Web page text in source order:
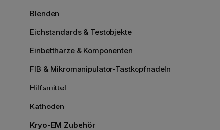
Blenden
Eichstandards & Testobjekte
Einbettharze & Komponenten
FIB & Mikromanipulator-Tastkopfnadeln
Hilfsmittel
Kathoden
Kryo-EM Zubehör